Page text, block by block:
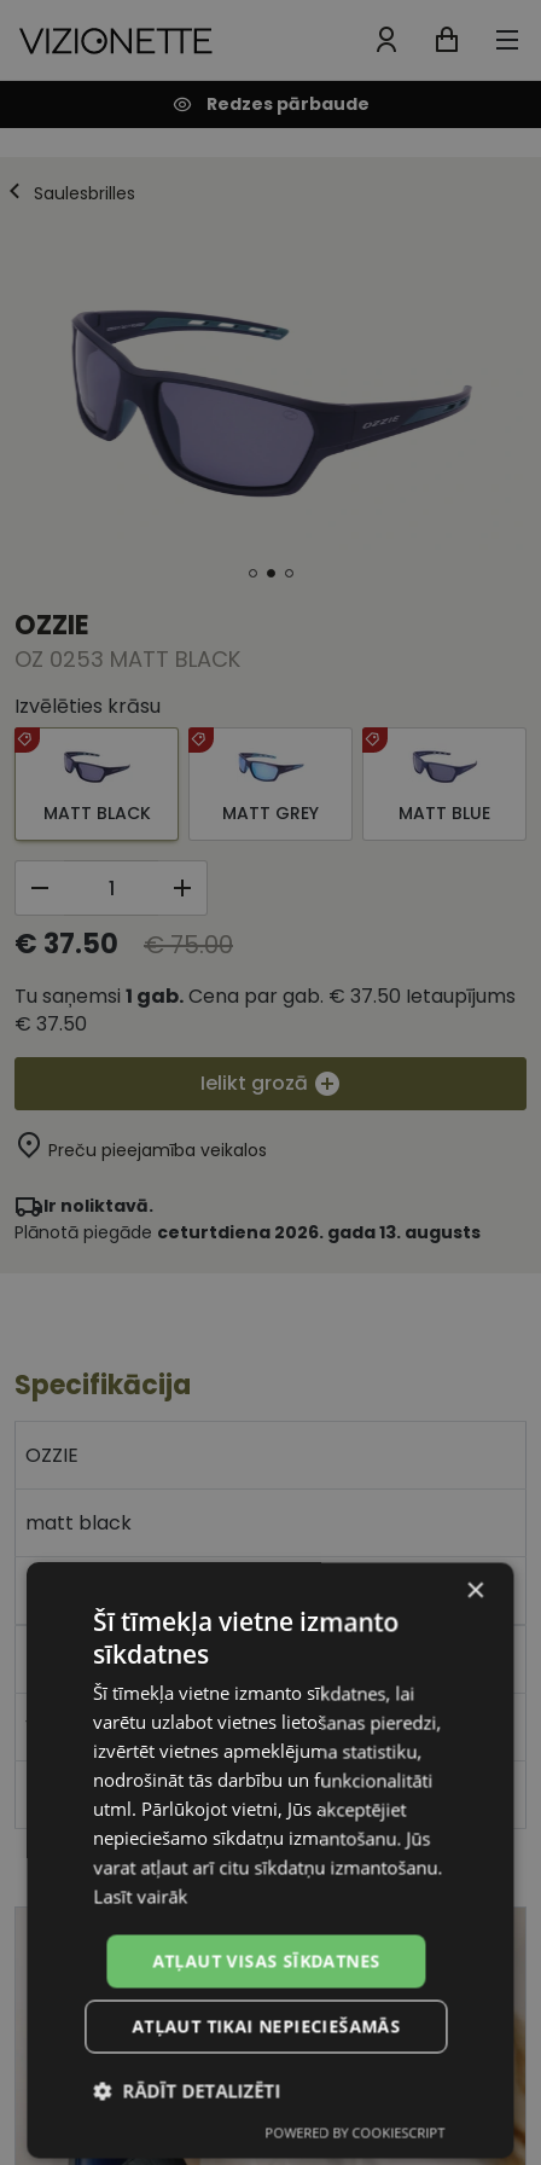
Redzes pārbaude
Saulesbrilles
OZZIE
OZ 0253 MATT BLACK
Izvēlēties krāsu
MATT BLACK MATT GREY MATT BLUE
€ 37.50 € 75.00
Tu saņemsi 1 gab.Cena par gab. € 37.50 Ietaupījums
€ 37.50
Ielikt grozā
Preču pieejamība veikalos
Ir noliktavā.
Plānotā piegāde ceturtdiena 2026. gada 13. augusts
Specifikācija
OZZIE
matt black
Kvadrātveida
Vīriešiem
Polarizēts
×
Šī tīmekļa vietne izmanto
sīkdatnes
Šī tīmekļa vietne izmanto sīkdatnes, lai
varētu uzlabot vietnes lietošanas pieredzi,
izvērtēt vietnes apmeklējuma statistiku,
nodrošināt tās darbību un funkcionalitāti
utml. Pārlūkojot vietni, Jūs akceptējiet
nepieciešamo sīkdatņu izmantošanu. Jūs
varat atļaut arī citu sīkdatņu izmantošanu.
Lasīt vairāk
ATĻAUT VISAS SĪKDATNES
ATĻAUT TIKAI NEPIECIEŠAMĀS
RĀDĪT DETALIZĒTI
Statistikas
POWERED BY COOKIESCRIPT